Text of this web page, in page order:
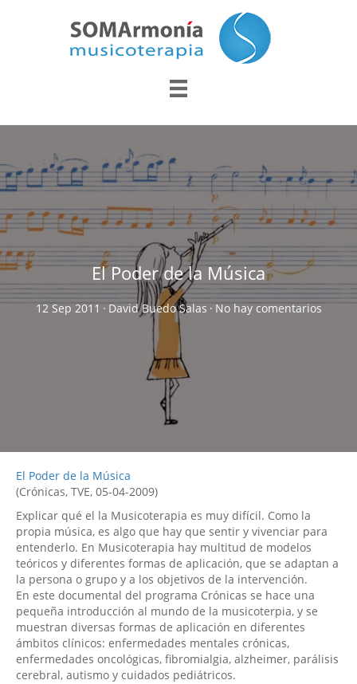
El Poder de la Música
12 Sep 2011 · David Buedo Salas · No hay comentarios
El Poder de la Música
(Crónicas, TVE, 05-04-2009)
Explicar qué el la Musicoterapia es muy difícil. Como la
propia música, es algo que hay que sentir y vivenciar para
entenderlo. En Musicoterapia hay multitud de modelos
teóricos y diferentes formas de aplicación, que se adaptan a
la persona o grupo y a los objetivos de la intervención.
En este documental del programa Crónicas se hace una
pequeña introducción al mundo de la musicoterpia, y se
muestran diversas formas de aplicación en diferentes
ámbitos clínicos: enfermedades mentales crónicas,
enfermedades oncológicas, fibromialgia, alzheimer, parálisis
cerebral, autismo y cuidados pediátricos.